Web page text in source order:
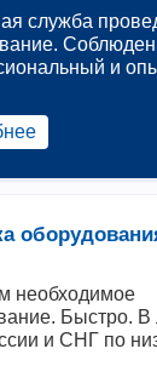
служба
и
необходимое
Быстро.
и СНГ по